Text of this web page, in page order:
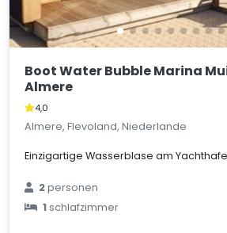
Boot Water Bubble Marina
Almere
4,0
Almere, Flevoland, Niederlande
Einzigartige Wasserblase am
2personen
1schlafzimmer